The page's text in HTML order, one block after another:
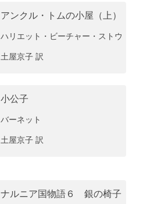
アンクル・トムの小屋（上）
ハリエット・ビーチャー・ストウ
土屋京子 訳
小公子
バーネット
土屋京子 訳
ナルニア国物語６ 銀の椅子